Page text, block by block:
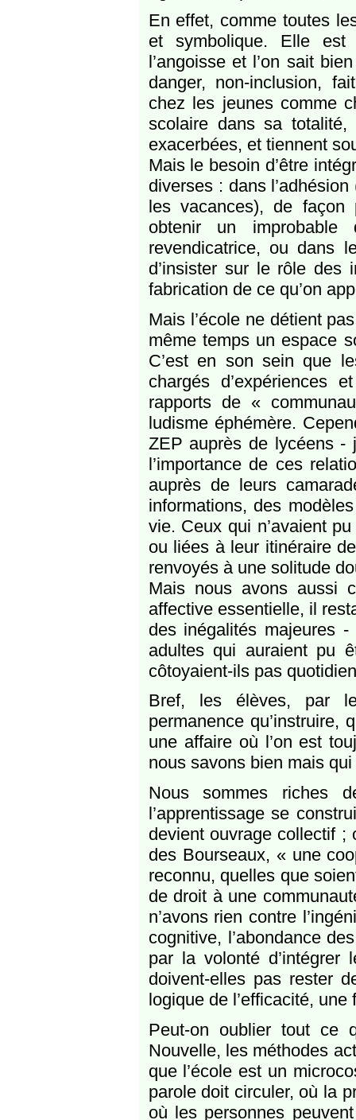
En effet, comme toutes
et symbolique. Elle est
l’angoisse et l’on sait
danger, non-inclusion,
chez les jeunes comme
scolaire dans sa
exacerbées, et tiennent
Mais le besoin d’être
diverses : dans
les vacances), de façon
obtenir un improbable
revendicatrice, ou dans
d’insister sur le rôle des
fabrication de ce qu’on
Mais l’école ne détient
même temps un espace
C’est en son sein que
chargés d’expériences
rapports de «
ludisme éphémère.
ZEP auprès de lycéens -
l’importance de ces
auprès de leurs
informations, des
vie. Ceux qui n’avaient
ou liées à leur itinéraire
renvoyés à une solitude
Mais nous avons aussi
affective essentielle, il
des inégalités majeures
adultes qui auraient pu
côtoyaient-ils pas
Bref, les élèves, par
permanence qu’instruire,
une affaire où l’on est
nous savons bien mais
Nous sommes riches
l’apprentissage se
devient ouvrage collectif ;
des Bourseaux, « une
reconnu, quelles que
de droit à une
n’avons rien contre
cognitive, l’abondance
par la volonté d’intégrer
doivent-elles pas rester
logique de l’efficacité, une
Peut-on oublier tout ce
Nouvelle, les méthodes
que l’école est un
parole doit circuler, où la
où les personnes